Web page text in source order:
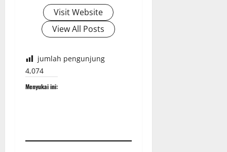
Visit Website
View All Posts
jumlah pengunjung
4,074
Menyukai ini: